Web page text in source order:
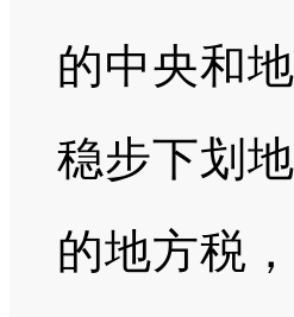
的中央和
稳步下划
的地方税